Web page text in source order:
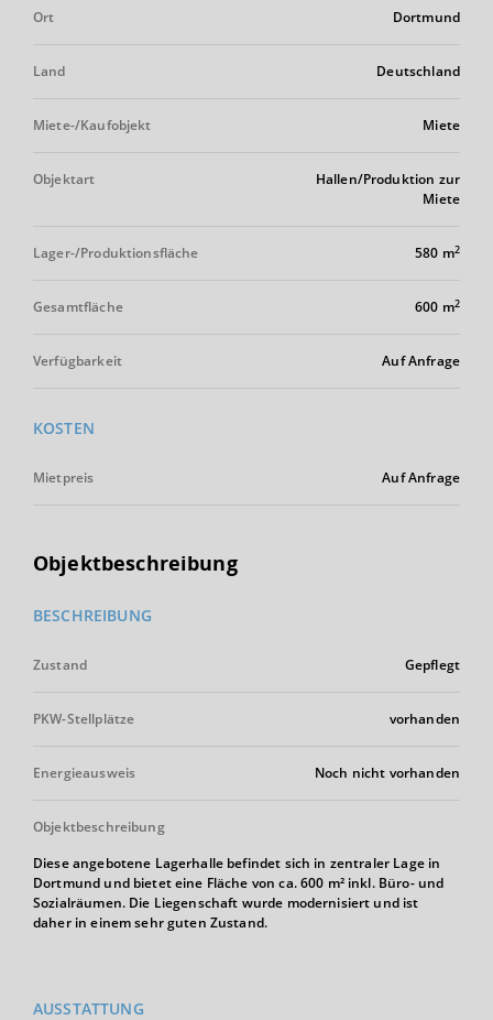
Ort Dortmund
Land Deutschland
Miete-/Kaufobjekt Miete
Objektart
Hallen/Produktion zur
Miete
Lager-/Produktionsfläche 580 m2
Gesamtfläche 600 m2
Verfügbarkeit Auf Anfrage
KOSTEN
Mietpreis Auf Anfrage
Objektbeschreibung
BESCHREIBUNG
Zustand Gepflegt
PKW-Stellplätze vorhanden
Energieausweis Noch nicht vorhanden
Objektbeschreibung
Diese angebotene Lagerhalle befindet sich in zentraler Lage in
Dortmund und bietet eine Fläche von ca. 600 m² inkl. Büro- und
Sozialräumen. Die Liegenschaft wurde modernisiert und ist
daher in einem sehr guten Zustand.
AUSSTATTUNG